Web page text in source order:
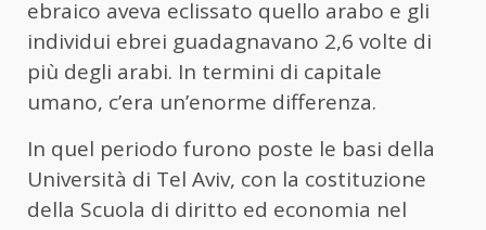
ebraico aveva eclissato quello arabo e gli
individui ebrei guadagnavano 2,6 volte di
più degli arabi. In termini di capitale
umano, c’era un’enorme differenza.
In quel periodo furono poste le basi della
Università di Tel Aviv, con la costituzione
della Scuola di diritto ed economia nel